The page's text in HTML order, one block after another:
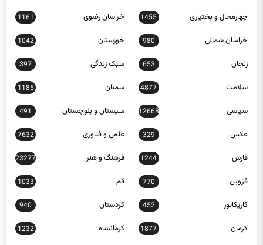
چهارمحال و بختیاری 1455 خراسان رضوی 1161
خراسان شمالی 980 خوزستان 1042
زنجان 653 سبک زندگی 397
سلامت 4877 سمنان 1185
سیاسی 12668 سیستان و بلوچستان 491
عکس 329 علمی و فناوری 7632
فارس 1244 فرهنگ و هنر 23277
قزوین 770 قم 1033
کاریکاتور 452 کردستان 940
کرمان 1877 کرمانشاه 1232